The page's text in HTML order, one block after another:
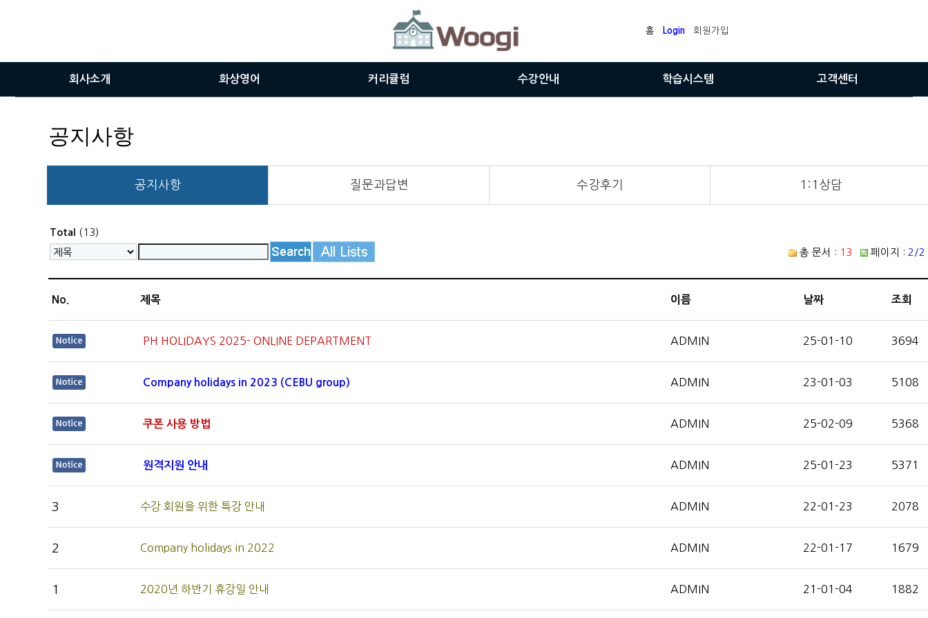
홈 Login 회원가입
회사소개
비전
화상영어
서비스이용안내
커리큘럼
인터뷰영어과정
수강안내
수강절차
학습시스템
매월레벨평가
고객센터
수강후기
공지사항
공지사항 질문과답변 수강후기 1:1상담
Total
(13)
총 문서 : 13 페이지 : 2/2
No. 제목 이름 날짜 조회
PH HOLIDAYS 2025- ONLINE DEPARTMENT ADMIN 25-01-10 3694
Company holidays in 2023 (CEBU group) ADMIN 23-01-03 5108
쿠폰 사용 방법 ADMIN 25-02-09 5368
원격지원 안내 ADMIN 25-01-23 5371
3 수강 회원을 위한 특강 안내 ADMIN 22-01-23 2078
2 Company holidays in 2022 ADMIN 22-01-17 1679
1 2020년 하반기 휴강일 안내 ADMIN 21-01-04 1882